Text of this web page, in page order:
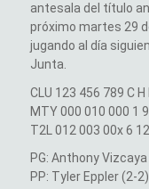
antesala del título
próximo martes 29
jugando al día
Junta.
CLU 123 456 789 C H
MTY 000 010 000 1 9
T2L 012 003 00x 6 12
PG: Anthony
PP: Tyler Eppler (2-2)